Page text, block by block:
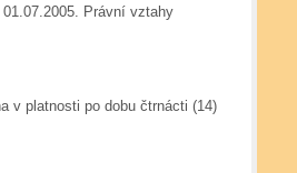
Právní vztahy
v platnosti po dobu čtrnácti (14)